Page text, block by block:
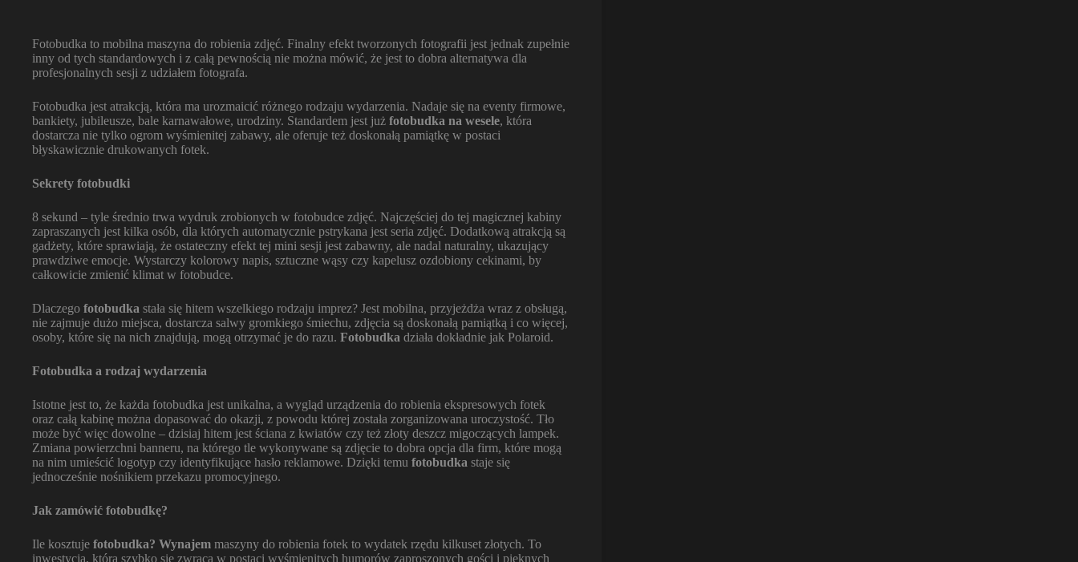
Fotobudka to mobilna maszyna do robienia zdjęć. Finalny efekt tworzonych fotografii jest jednak zupełnie
inny od tych standardowych i z całą pewnością nie można mówić, że jest to dobra alternatywa dla
profesjonalnych sesji z udziałem fotografa.
Fotobudka jest atrakcją, która ma urozmaicić różnego rodzaju wydarzenia. Nadaje się na eventy firmowe,
bankiety, jubileusze, bale karnawałowe, urodziny. Standardem jest już fotobudka na wesele, która
dostarcza nie tylko ogrom wyśmienitej zabawy, ale oferuje też doskonałą pamiątkę w postaci
błyskawicznie drukowanych fotek.
Sekrety fotobudki
8 sekund – tyle średnio trwa wydruk zrobionych w fotobudce zdjęć. Najczęściej do tej magicznej kabiny
zapraszanych jest kilka osób, dla których automatycznie pstrykana jest seria zdjęć. Dodatkową atrakcją są
gadżety, które sprawiają, że ostateczny efekt tej mini sesji jest zabawny, ale nadal naturalny, ukazujący
prawdziwe emocje. Wystarczy kolorowy napis, sztuczne wąsy czy kapelusz ozdobiony cekinami, by
całkowicie zmienić klimat w fotobudce.
Dlaczego fotobudka stała się hitem wszelkiego rodzaju imprez? Jest mobilna, przyjeżdża wraz z obsługą,
nie zajmuje dużo miejsca, dostarcza salwy gromkiego śmiechu, zdjęcia są doskonałą pamiątką i co więcej,
osoby, które się na nich znajdują, mogą otrzymać je do razu. Fotobudka działa dokładnie jak Polaroid.
Fotobudka a rodzaj wydarzenia
Istotne jest to, że każda fotobudka jest unikalna, a wygląd urządzenia do robienia ekspresowych fotek
oraz całą kabinę można dopasować do okazji, z powodu której została zorganizowana uroczystość. Tło
może być więc dowolne – dzisiaj hitem jest ściana z kwiatów czy też złoty deszcz migoczących lampek.
Zmiana powierzchni banneru, na którego tle wykonywane są zdjęcie to dobra opcja dla firm, które mogą
na nim umieścić logotyp czy identyfikujące hasło reklamowe. Dzięki temu fotobudka staje się
jednocześnie nośnikiem przekazu promocyjnego.
Jak zamówić fotobudkę?
Ile kosztuje fotobudka? Wynajem maszyny do robienia fotek to wydatek rzędu kilkuset złotych. To
inwestycja, która szybko się zwraca w postaci wyśmienitych humorów zaproszonych gości i pięknych